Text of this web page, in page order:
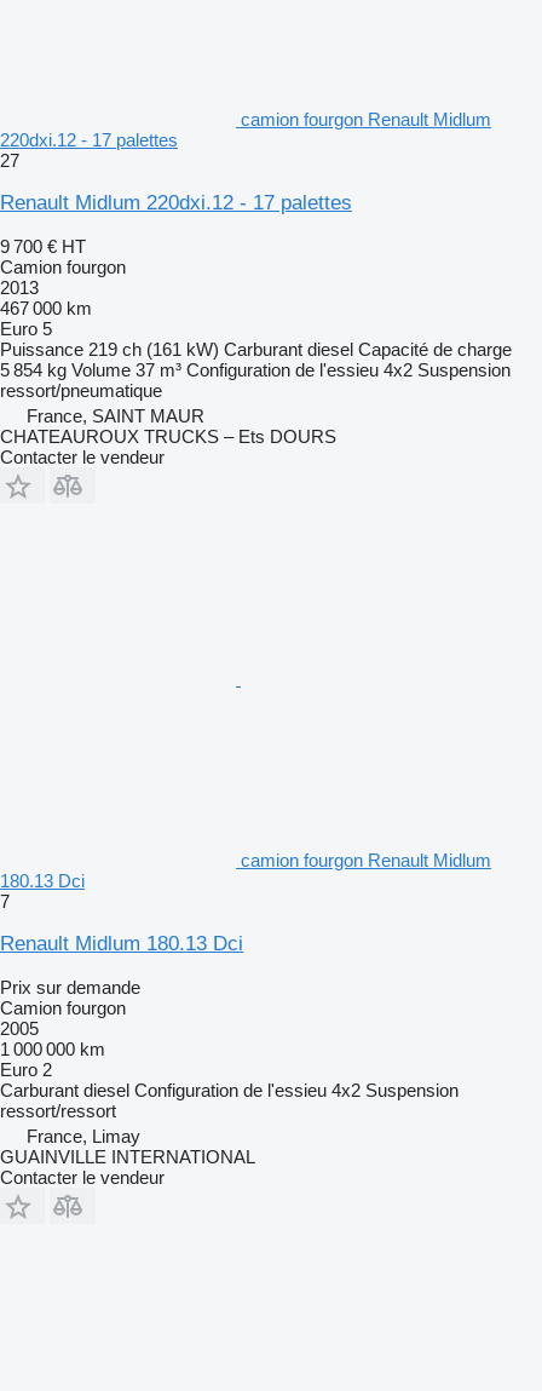
camion fourgon Renault Midlum
220dxi.12 - 17 palettes
27
Renault Midlum 220dxi.12 - 17 palettes
9 700 € HT
Camion fourgon
2013
467 000 km
Euro 5
Puissance 219 ch (161 kW) Carburant diesel Capacité de charge
5 854 kg Volume 37 m³ Configuration de l'essieu 4x2 Suspension
ressort/pneumatique
France, SAINT MAUR
CHATEAUROUX TRUCKS – Ets DOURS
Contacter le vendeur
camion fourgon Renault Midlum
180.13 Dci
7
Renault Midlum 180.13 Dci
Prix sur demande
Camion fourgon
2005
1 000 000 km
Euro 2
Carburant diesel Configuration de l'essieu 4x2 Suspension
ressort/ressort
France, Limay
GUAINVILLE INTERNATIONAL
Contacter le vendeur